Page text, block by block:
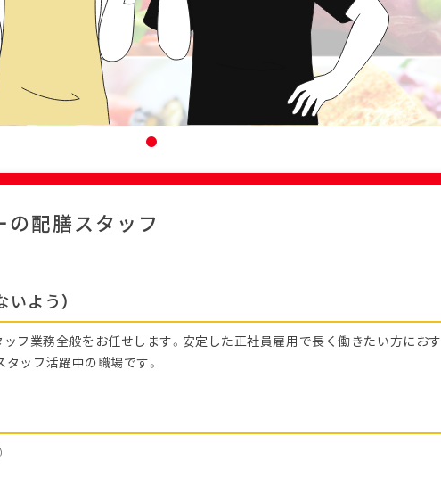
の配膳スタッフ
いよう）
フ業務全般をお任せします。安定した正社員雇用で長く働きたい方におす
タッフ活躍中の職場です。